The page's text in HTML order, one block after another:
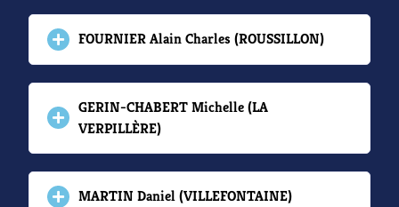
FOURNIER Alain Charles (ROUSSILLON)
GERIN-CHABERT Michelle (LA
VERPILLÈRE)
MARTIN Daniel (VILLEFONTAINE)